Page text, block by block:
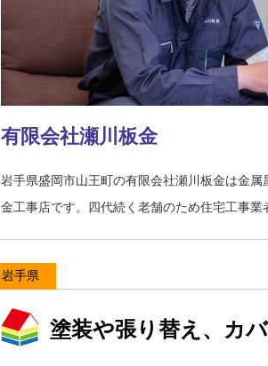
有限会社瀬川板金
岩手県盛岡市山王町の有限会社瀬川板金は金
金工事店です。四代続く老舗のため住宅工事
岩手県
塗装や張り替え、カ